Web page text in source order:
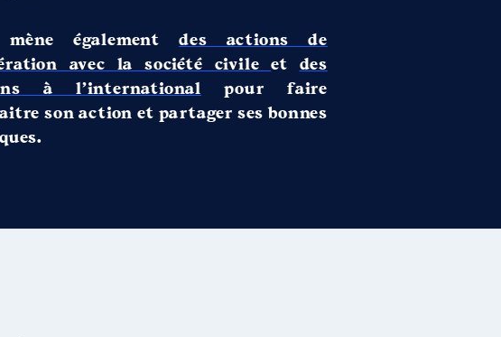
égalementdes actions de
avec la société civileetdes
à l’international pour faire
son action et partager ses bonnes